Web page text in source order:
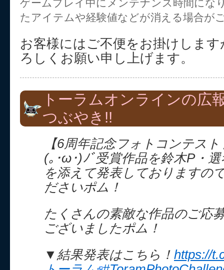
ゲームプレイ中にメンテナンス時間にな
たアイテムや経験値などが消える場合が
お客様にはご不便をお掛けしま
ろしくお願い申し上げます。
トーラムオンラインの広
つぶやき!!
【6周年記念フォトコンテス
(｡･ω･)ﾉﾞ受賞作品を鈴木P・
を添えて発表しておりますの
ださいポム！
たくさんの素敵な作品のご応
ございましたポム！
▼結果発表はこちら！ https://